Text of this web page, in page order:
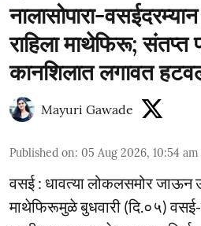
नालासोपारा-
राहिला माथेफिरू; संतप्त
कानशिलात लगावत
Mayuri Gawade
Published on: 05 Aug 2026, 10:54 am
वसई : धावत्या लोकलसमोर जाऊन
माथेफिरूमुळे बुधवारी (दि.०५) वसई-